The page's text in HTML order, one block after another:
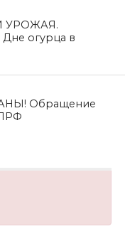
УРОЖАЯ.
огурца в
Обращение